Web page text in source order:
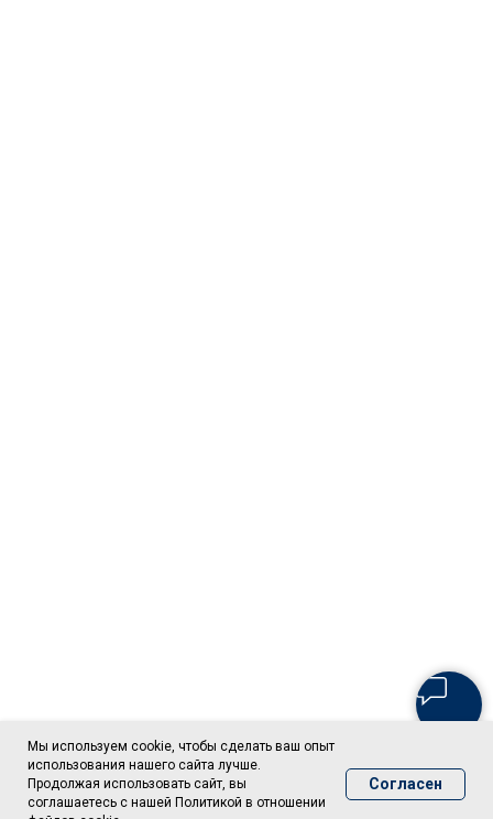
Мы используем cookie, чтобы сделать ваш опыт
использования нашего сайта лучше.
Продолжая использовать сайт, вы
соглашаетесь с нашей Политикой в отношении
Согласен